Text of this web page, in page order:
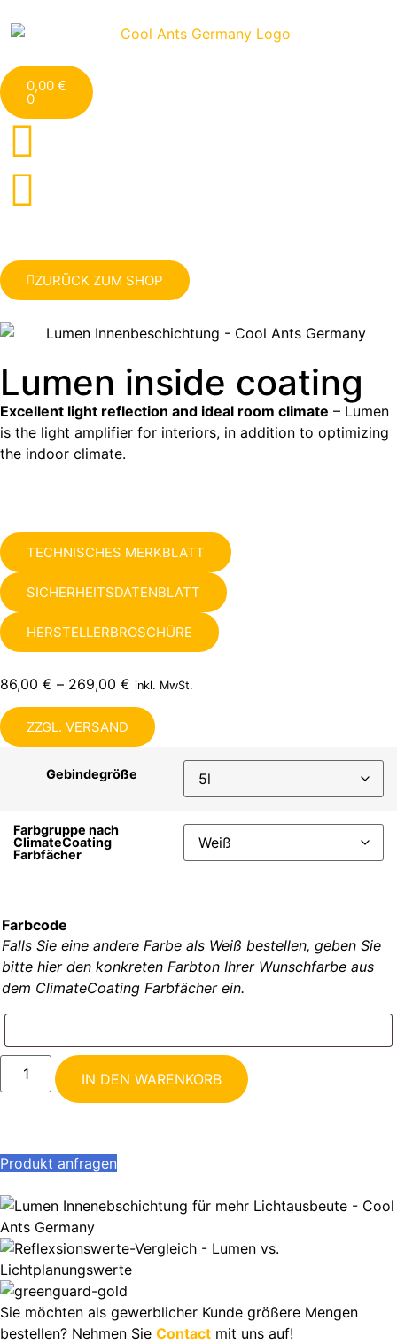
0,00 €
0
ZURÜCK ZUM SHOP
Lumen inside coating
Excellent light reflection and ideal room climate – Lumen
is the light amplifier for interiors, in addition to optimizing
the indoor climate.
TECHNISCHES MERKBLATT
SICHERHEITSDATENBLATT
HERSTELLERBROSCHÜRE
86,00 € – 269,00 € inkl. MwSt.
ZZGL. VERSAND
Gebindegröße
Farbgruppe nach
ClimateCoating
Farbfächer
Farbcode
Falls Sie eine andere Farbe als Weiß bestellen, geben Sie
bitte hier den konkreten Farbton Ihrer Wunschfarbe aus
dem ClimateCoating Farbfächer ein.
IN DEN WARENKORB
Produkt anfragen
Sie möchten als gewerblicher Kunde größere Mengen
bestellen? Nehmen Sie Contact mit uns auf!